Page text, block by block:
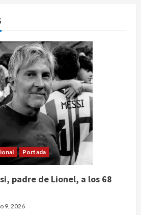
Portada
padre de Lionel, a los 68
9, 2026